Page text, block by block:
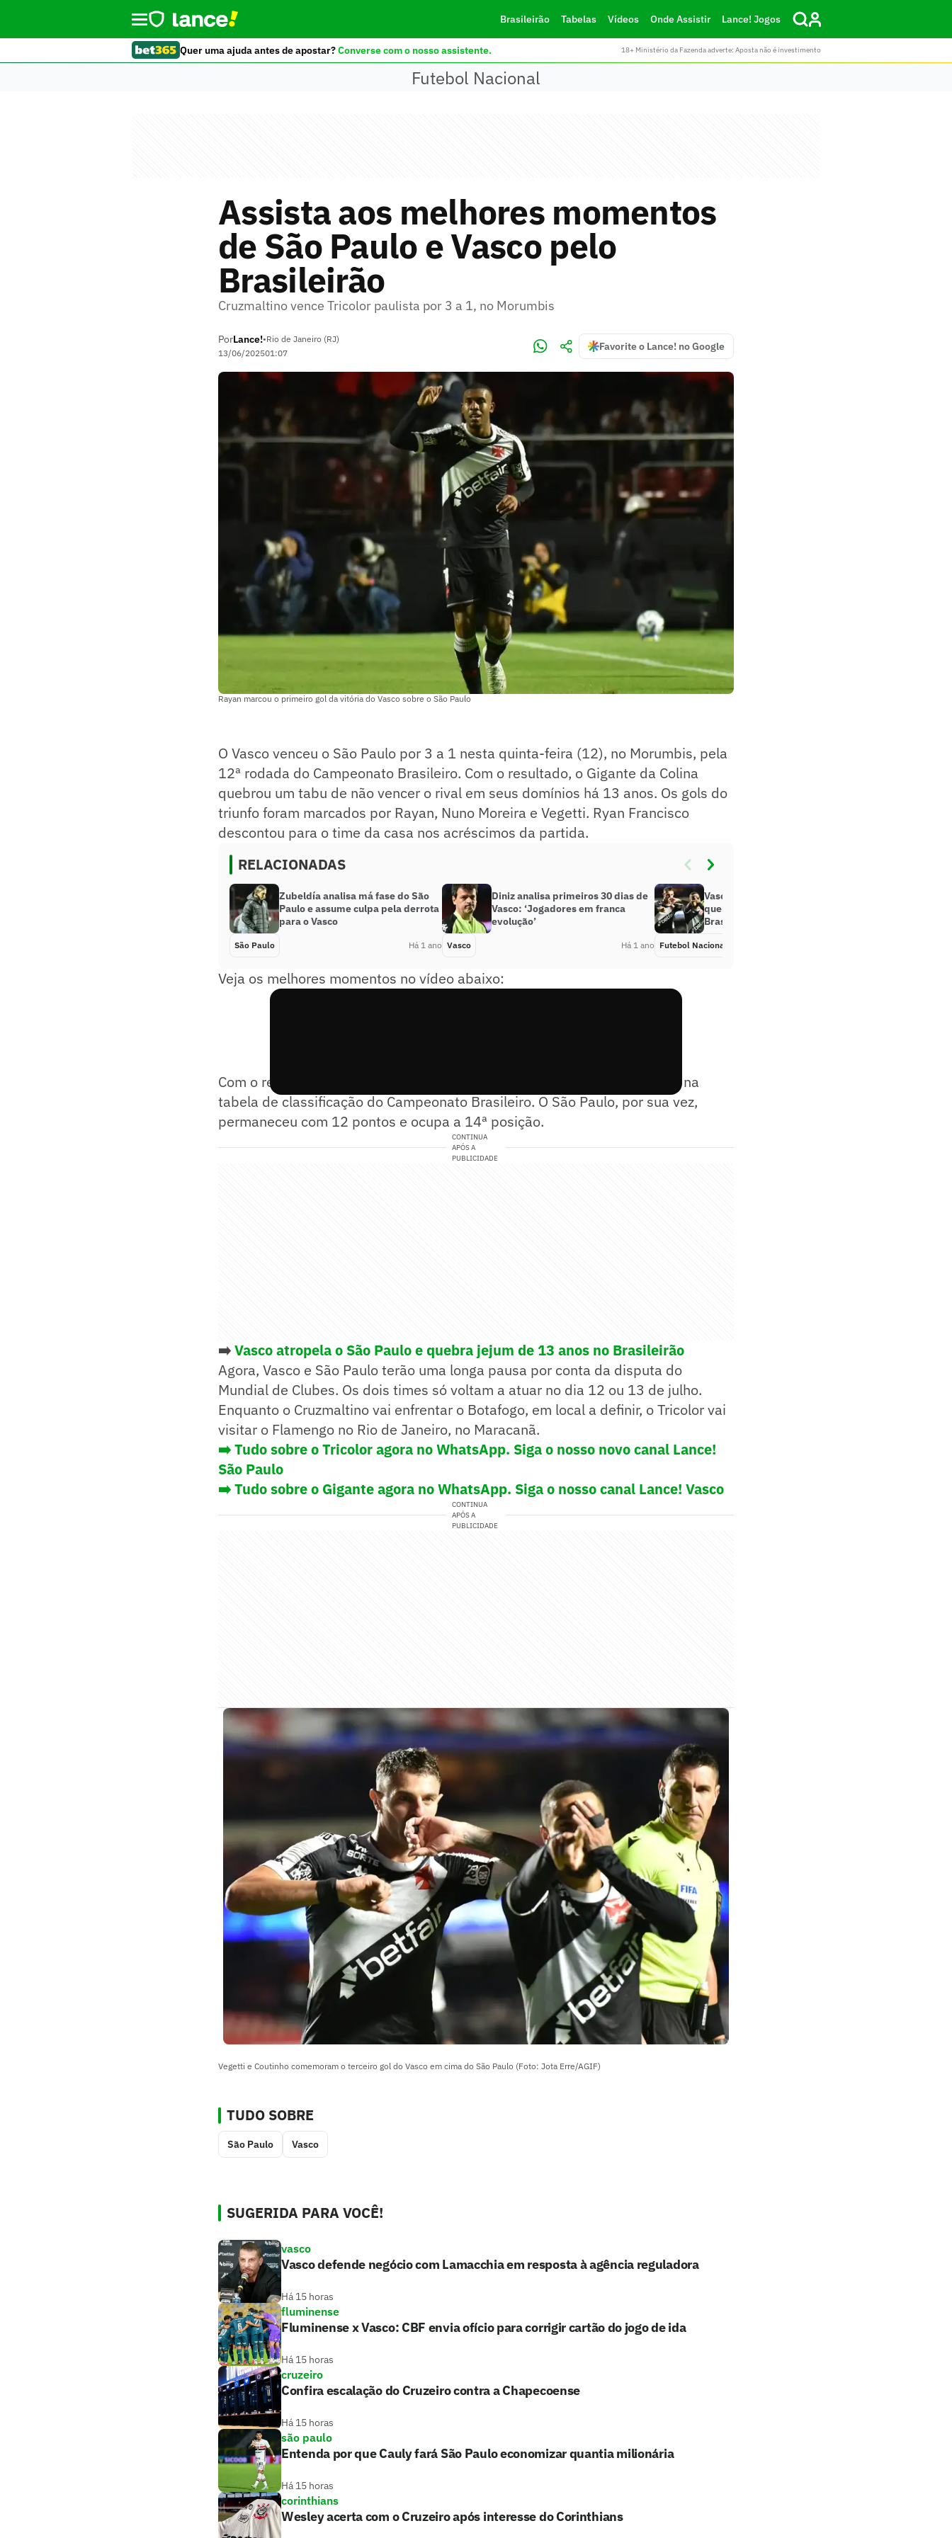
Brasileirão Tabelas Vídeos Onde Assistir Lance! Jogos
Quer uma ajuda antes de apostar?Converse com o nosso assistente. 18+ Ministério da Fazenda adverte: Aposta não é investimento
Futebol Nacional
Assista aos melhores momentos
de São Paulo e Vasco pelo
Brasileirão
Cruzmaltino vence Tricolor paulista por 3 a 1, no Morumbis
PorLance!•Rio de Janeiro (RJ)
13/06/202501:07
Favorite o Lance! no Google
Rayan marcou o primeiro gol da vitória do Vasco sobre o São Paulo
O Vasco venceu o São Paulo por 3 a 1 nesta quinta-feira (12), no Morumbis, pela
12ª rodada do Campeonato Brasileiro. Com o resultado, o Gigante da Colina
quebrou um tabu de não vencer o rival em seus domínios há 13 anos. Os gols do
triunfo foram marcados por Rayan, Nuno Moreira e Vegetti. Ryan Francisco
descontou para o time da casa nos acréscimos da partida.
RELACIONADAS
Zubeldía analisa má fase do São
Paulo e assume culpa pela derrota
para o Vasco
São Paulo Há 1 ano
Diniz analisa primeiros 30 dias de
Vasco: ‘Jogadores em franca
evolução’
Vasco Há 1 ano
Vasco atropela o São Paulo e
quebra jejum de 13 anos no
Brasileirão
Futebol Nacional
Veja os melhores momentos no vídeo abaixo:
Com o resultado, o Vasco chegou aos 13 pontos e ocupa a 13ª colocação na
tabela de classificação do Campeonato Brasileiro. O São Paulo, por sua vez,
permaneceu com 12 pontos e ocupa a 14ª posição.
CONTINUA
APÓS A
PUBLICIDADE
➡️Vasco atropela o São Paulo e quebra jejum de 13 anos no Brasileirão
Agora, Vasco e São Paulo terão uma longa pausa por conta da disputa do
Mundial de Clubes. Os dois times só voltam a atuar no dia 12 ou 13 de julho.
Enquanto o Cruzmaltino vai enfrentar o Botafogo, em local a definir, o Tricolor vai
visitar o Flamengo no Rio de Janeiro, no Maracanã.
➡️ Tudo sobre o Tricolor agora no WhatsApp. Siga o nosso novo canal Lance!
São Paulo
➡️ Tudo sobre o Gigante agora no WhatsApp. Siga o nosso canal Lance! Vasco
CONTINUA
APÓS A
PUBLICIDADE
Vegetti e Coutinho comemoram o terceiro gol do Vasco em cima do São Paulo (Foto: Jota Erre/AGIF)
TUDO SOBRE
São Paulo Vasco
SUGERIDA PARA VOCÊ!
vasco
Vasco defende negócio com Lamacchia em resposta à agência reguladora
Há 15 horas
fluminense
Fluminense x Vasco: CBF envia ofício para corrigir cartão do jogo de ida
Há 15 horas
cruzeiro
Confira escalação do Cruzeiro contra a Chapecoense
Há 15 horas
são paulo
Entenda por que Cauly fará São Paulo economizar quantia milionária
Há 15 horas
corinthians
Wesley acerta com o Cruzeiro após interesse do Corinthians